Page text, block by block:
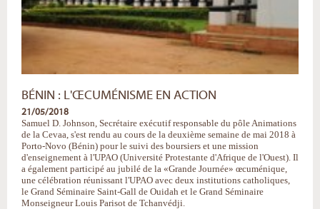
BÉNIN : L'ŒCUMÉNISME EN ACTION
21/05/2018
Samuel D. Johnson, Secrétaire exécutif responsable du pôle Animations
de la Cevaa, s'est rendu au cours de la deuxième semaine de mai 2018 à
Porto-Novo (Bénin) pour le suivi des boursiers et une mission
d'enseignement à l'UPAO (Université Protestante d'Afrique de l'Ouest). Il
a également participé au jubilé de la «Grande Journée» œcuménique,
une célébration réunissant l'UPAO avec deux institutions catholiques,
le Grand Séminaire Saint-Gall de Ouidah et le Grand Séminaire
Monseigneur Louis Parisot de Tchanvédji.